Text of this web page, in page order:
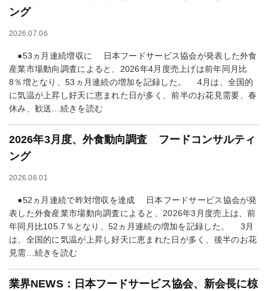
ング
2026.07.06
●53ヵ月連続増収に 日本フードサービス協会が発表した外食
産業市場動向調査によると、2026年4月度売上げは前年同月比
8％増となり、53ヵ月連続の増加を記録した。 4月は、全国的
に気温が上昇し好天に恵まれた日が多く、前半のお花見需要、春
休み、歓送…続きを読む
2026年3月度、外食動向調査 フードコンサルティ
ング
2026.06.01
●52ヵ月連続で昨対増収を達成 日本フードサービス協会が発
表した外食産業市場動向調査によると、2026年3月度売上は、前
年同月比105.7％となり、52ヵ月連続の増加を記録した。 3月
は、全国的に気温が上昇し好天に恵まれた日が多く、後半のお花
見需…続きを読む
業界NEWS：日本フードサービス協会、新会長に椋